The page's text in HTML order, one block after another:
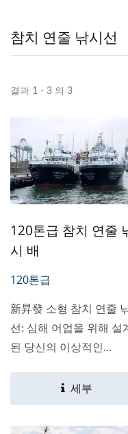
참치 연줄 낚시선
결과 1 - 3 의 3
120톤급 참치 연줄
시 배
120톤급
新昇發 소형 참치 연줄
선: 심해 어업을 위해 설
된 당신의 이상적인...
세부